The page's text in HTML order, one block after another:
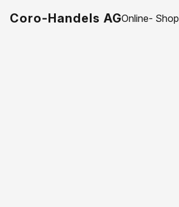
Coro-Handels AGOnline- Shop